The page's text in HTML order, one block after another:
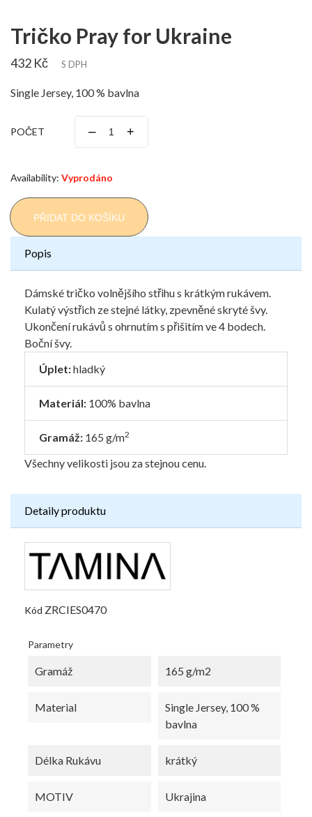
Tričko Pray for Ukraine
432 Kč S DPH
Single Jersey, 100 % bavlna
POČET – +
Availability: Vyprodáno
PŘIDAT DO KOŠÍKU
Popis
Dámské tričko volnějšího střihu s krátkým rukávem.
Kulatý výstřich ze stejné látky, zpevněné skryté švy.
Ukončení rukávů s ohrnutím s přišitím ve 4 bodech.
Boční švy.
Úplet:hladký
Materiál: 100% bavlna
Gramáž: 165 g/m2
Všechny velikosti jsou za stejnou cenu.
Detaily produktu
Kód ZRCIES0470
Parametry
Gramáž 165 g/m2
Material
Single Jersey, 100 %
bavlna
Délka Rukávu krátký
MOTIV Ukrajina